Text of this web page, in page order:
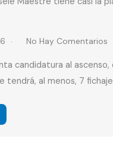
en una
2
El Écija
Pablo